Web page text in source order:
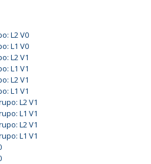
L2 V0
L1 V0
L2 V1
L1 V1
L2 V1
L1 V1
L2 V1
L1 V1
L2 V1
L1 V1